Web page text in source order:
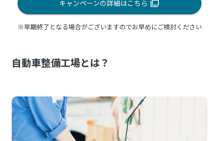
キャンペーンの詳細はこちら
※早期終了となる場合がございますのでお早めにご検討ください
自動車整備工場とは？